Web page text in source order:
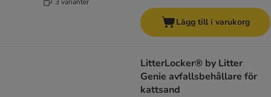
Lägg till i varukorg
LitterLocker® by Litter
Genie avfallsbehållare för
kattsand